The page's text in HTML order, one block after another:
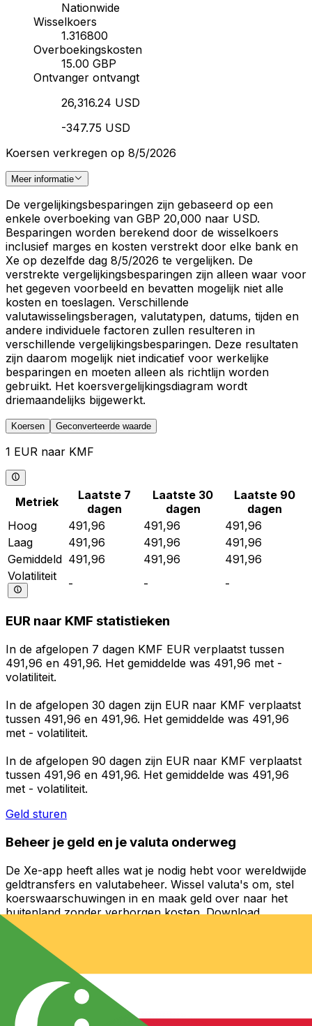
Nationwide
Wisselkoers
1.316800
Overboekingskosten
15.00 GBP
Ontvanger ontvangt
26,316.24 USD
-347.75 USD
Koersen verkregen op 8/5/2026
Meer informatie
De vergelijkingsbesparingen zijn gebaseerd op een
enkele overboeking van GBP 20,000 naar USD.
Besparingen worden berekend door de wisselkoers
inclusief marges en kosten verstrekt door elke bank en
Xe op dezelfde dag 8/5/2026 te vergelijken. De
verstrekte vergelijkingsbesparingen zijn alleen waar voor
het gegeven voorbeeld en bevatten mogelijk niet alle
kosten en toeslagen. Verschillende
valutawisselingsberagen, valutatypen, datums, tijden en
andere individuele factoren zullen resulteren in
verschillende vergelijkingsbesparingen. Deze resultaten
zijn daarom mogelijk niet indicatief voor werkelijke
besparingen en moeten alleen als richtlijn worden
gebruikt. Het koersvergelijkingsdiagram wordt
driemaandelijks bijgewerkt.
Koersen Geconverteerde waarde
1 EUR naar KMF
Metriek
Laatste 7
dagen
Laatste 30
dagen
Laatste 90
dagen
Hoog
491,96 491,96
491,96
Laag
491,96 491,96
491,96
Gemiddeld 491,96 491,96
491,96
Volatiliteit
- - -
EUR naar KMF statistieken
In de afgelopen 7 dagen KMF EUR verplaatst tussen
491,96 en 491,96. Het gemiddelde was 491,96 met -
volatiliteit.
In de afgelopen 30 dagen zijn EUR naar KMF verplaatst
tussen 491,96 en 491,96. Het gemiddelde was 491,96
met - volatiliteit.
In de afgelopen 90 dagen zijn EUR naar KMF verplaatst
tussen 491,96 en 491,96. Het gemiddelde was 491,96
met - volatiliteit.
Geld sturen
Beheer je geld en je valuta onderweg
De Xe-app heeft alles wat je nodig hebt voor wereldwijde
geldtransfers en valutabeheer. Wissel valuta's om, stel
koerswaarschuwingen in en maak geld over naar het
buitenland zonder verborgen kosten. Download
vandaag nog!